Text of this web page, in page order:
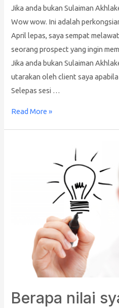
Jika anda bukan Sulaiman
Wow wow. Ini adalah
April lepas, saya sempat
seorang prospect yang ingin
Jika anda bukan Sulaiman
utarakan oleh client saya
Selepas sesi …
Read More »
Berapa nilai